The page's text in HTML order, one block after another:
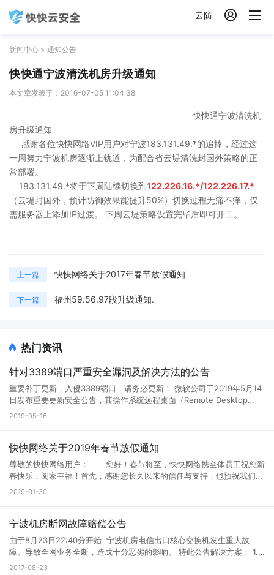
云防 
新闻中心 > 通知公告
快快通宁波清洗机房升级通知
本文章发表于：2016-07-05 11:04:38
快快通宁波清洗机
房升级通知
感谢各位快快网络VIP用户对宁波183.131.49.*的追捧，经过这
一周努力宁波机房逐渐上轨道，为配合省云堤清洗封国外策略的正
常部署。
183.131.49.*将于下周陆续切换到122.226.16.*/122.226.17.*
（云堤封国外，预计防御效果能提升50%）切换过程无痛不痒，仅
需服务器上添加IP过渡。 下周云堤策略设置完毕后即可开工。
上一篇 快快网络关于2017年春节放假通知
下一篇 福州59.56.97段升级通知.
热门资讯
针对3389端口严重安全漏洞及解决方法的公告
重要补丁更新，入侵3389端口，请务必更新！ 微软公司于2019年5月14
日发布重要更新安全公告，其操作系统远程桌面（Remote Desktop
Services），俗称的3389服务存在严重安全漏洞（编号CVE-2019-
3389）连接到目标系统并发送特制请求时，可以在目标系统上执行任意
WannaCry等恶意勒索软件病毒。 影响版本： Windows 7 Windows
Server 2008 R2 Windows Server 2008 Windows 2003 Windows XP
安全建议： 1、针对Windows 7、Windows Server 2008和Windows
Server 2008 R2的用户，及时安装官方安全补丁： 2008补丁下载地
载地址：https://portal.msrc.microsoft.com/en-US/security-
guidance/advisory/CVE-2019-0708 2、针对Windows 2003及
Windows XP的用户，及时更新系统版本或安装官方补丁： 2003 32位
2019-05-16
快快网络关于2019年春节放假通知
尊敬的快快网络用户： 您好！春节将至，快快网络携全体员工祝您新
春快乐，阖家幸福！首先，感谢您长久以来的信任与支持，也预祝我们
2019年继续合作顺利！！ 快快春节放假时间为： 2019年2
时在线（急事可电话销售）不会影响用户的正常业务上架，售后处理等服
用，请联系销售提前续费，确保节日期间服务不会中断，由此给您带来的
不便，深表歉意。 假期期间如需其它帮助或疑问请随时联系我司24小
时服务热线： 24小时网维QQ：800088387 24小时电话：
2019-01-30
宁波机房断网故障赔偿公告
由于8月23日22:40分开始 宁波机房电信出口核心交换机发生重大故
障。导致全网业务全断，造成十分恶劣的影响。 特此公告解决方案： 1.
所有宁波机器赔偿7天使用时间。 2.宁波机器允许补退差价更换到其他任
2017-08-23